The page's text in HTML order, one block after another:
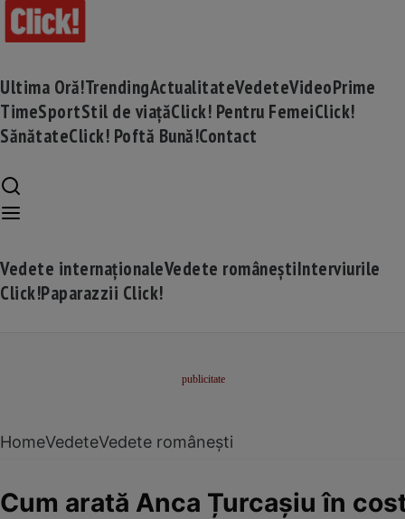
Ultima Oră!TrendingActualitateVedeteVideoPrime
TimeSportStil de viațăClick! Pentru FemeiClick!
SănătateClick! Poftă Bună!Contact
Vedete internaționaleVedete româneștiInterviurile
Click!Paparazzii Click!
HomeVedeteVedete românești
Cum arată Anca Țurcașiu în